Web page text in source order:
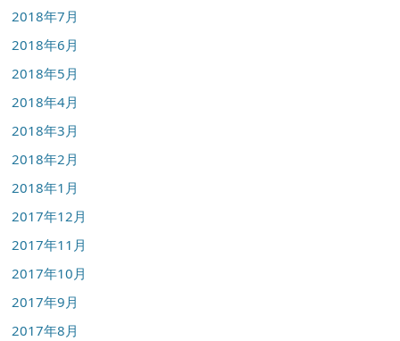
2018年7月
2018年6月
2018年5月
2018年4月
2018年3月
2018年2月
2018年1月
2017年12月
2017年11月
2017年10月
2017年9月
2017年8月